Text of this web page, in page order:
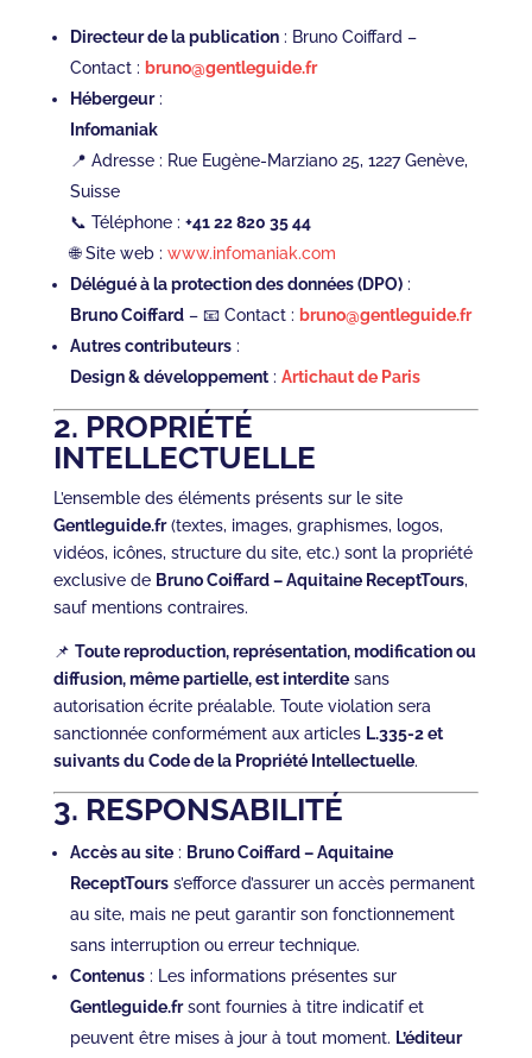
Directeur de la publication: Bruno Coiffard –
Contact : bruno@gentleguide.fr
Hébergeur:
Infomaniak
📍 Adresse : Rue Eugène-Marziano 25, 1227 Genève,
Suisse
📞 Téléphone : +41 22 820 35 44
🌐 Site web : www.infomaniak.com
Délégué à la protection des données (DPO):
Bruno Coiffard– 📧 Contact : bruno@gentleguide.fr
Autres contributeurs:
Design & développement: Artichaut de Paris
2. PROPRIÉTÉ
INTELLECTUELLE
L’ensemble des éléments présents sur le site
Gentleguide.fr(textes, images, graphismes, logos,
vidéos, icônes, structure du site, etc.) sont la propriété
exclusive de Bruno Coiffard – Aquitaine ReceptTours,
sauf mentions contraires.
📌 Toute reproduction, représentation, modification ou
diffusion, même partielle, est interditesans
autorisation écrite préalable. Toute violation sera
sanctionnée conformément aux articles L.335-2 et
suivants du Code de la Propriété Intellectuelle.
3. RESPONSABILITÉ
Accès au site: Bruno Coiffard – Aquitaine
ReceptTourss’efforce d’assurer un accès permanent
au site, mais ne peut garantir son fonctionnement
sans interruption ou erreur technique.
Contenus: Les informations présentes sur
Gentleguide.frsont fournies à titre indicatif et
peuvent être mises à jour à tout moment. L’éditeur